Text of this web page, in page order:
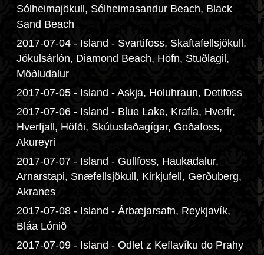
Sólheimajökull, Sólheimasandur Beach, Black
Sand Beach
2017-07-04 - Island - Svartifoss, Skaftafellsjökull,
Jökulsárlón, Diamond Beach, Höfn, Stuðlagil,
Möðludalur
2017-07-05 - Island - Askja, Holuhraun, Detifoss
2017-07-06 - Island - Blue Lake, Krafla, Hverir,
Hverfjall, Höfði, Skútustaðagígar, Goðafoss,
Akureyri
2017-07-07 - Island - Gullfoss, Haukadalur,
Arnarstapi, Snæfellsjökull, Kirkjufell, Gerðuberg,
Akranes
2017-07-08 - Island - Árbæjarsafn, Reykjavík,
Bláa Lónið
2017-07-09 - Island - Odlet z Keflavíku do Prahy